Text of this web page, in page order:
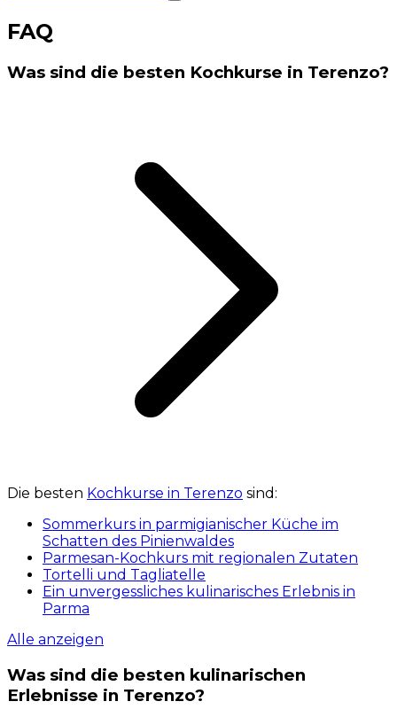
FAQ
Was sind die besten Kochkurse in Terenzo?
Die besten Kochkurse in Terenzo sind:
Sommerkurs in parmigianischer Küche im
Schatten des Pinienwaldes
Parmesan-Kochkurs mit regionalen Zutaten
Tortelli und Tagliatelle
Ein unvergessliches kulinarisches Erlebnis in
Parma
Alle anzeigen
Was sind die besten kulinarischen
Erlebnisse in Terenzo?